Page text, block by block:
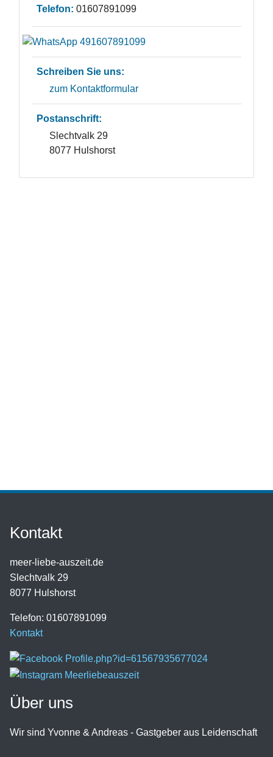
Telefon: 01607891099
Schreiben Sie uns:
zum Kontaktformular
Postanschrift:
Slechtvalk 29
8077 Hulshorst
Kontakt
meer-liebe-auszeit.de
Slechtvalk 29
8077 Hulshorst
Telefon: 01607891099
Kontakt
Über uns
Wir sind Yvonne & Andreas - Gastgeber aus Leidenschaft